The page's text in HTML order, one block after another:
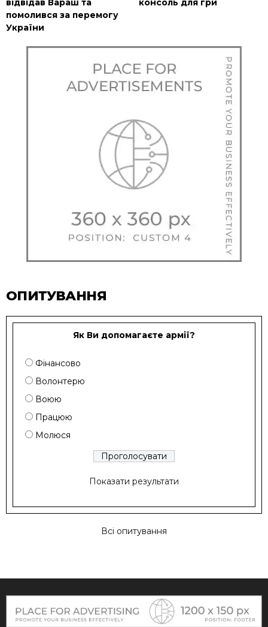
відвідав Вараш та
помолився за перемогу
України
консоль для гри
ОПИТУВАННЯ
Як Ви допомагаєте армії?
Фінансово
Волонтерю
Воюю
Працюю
Молюся
Показати результати
Всі опитування